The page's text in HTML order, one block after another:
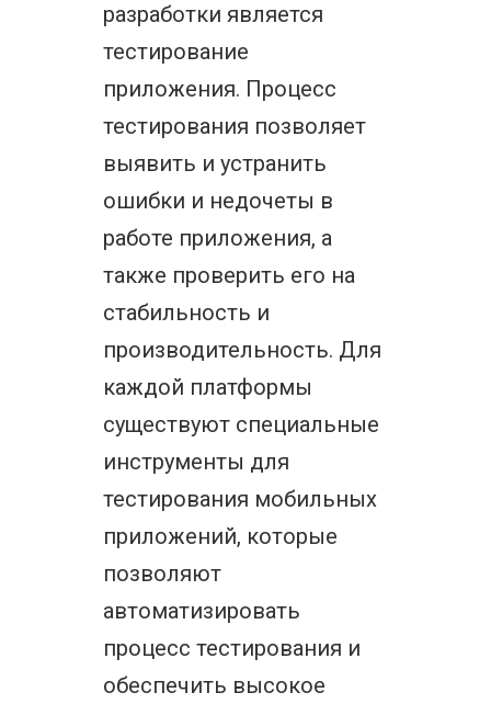
разработки является
тестирование
приложения. Процесс
тестирования позволяет
выявить и устранить
ошибки и недочеты в
работе приложения, а
также проверить его на
стабильность и
производительность. Для
каждой платформы
существуют специальные
инструменты для
тестирования мобильных
приложений, которые
позволяют
автоматизировать
процесс тестирования и
обеспечить высокое